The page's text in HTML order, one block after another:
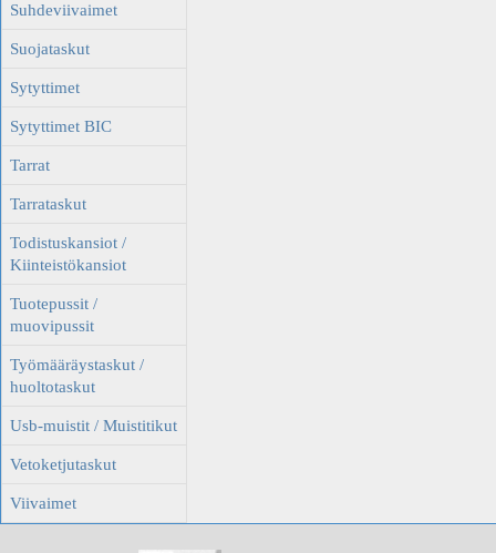
Suhdeviivaimet
Suojataskut
Sytyttimet
Sytyttimet BIC
Tarrat
Tarrataskut
Todistuskansiot /
Kiinteistökansiot
Tuotepussit /
muovipussit
Työmääräystaskut /
huoltotaskut
Usb-muistit / Muistitikut
Vetoketjutaskut
Viivaimet